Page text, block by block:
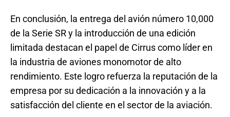
En conclusión, la entrega del avión número 10,000
de la Serie SR y la introducción de una edición
limitada destacan el papel de Cirrus como líder en
la industria de aviones monomotor de alto
rendimiento. Este logro refuerza la reputación de la
empresa por su dedicación a la innovación y a la
satisfacción del cliente en el sector de la aviación.